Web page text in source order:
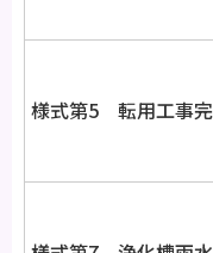
様式第5 転用工事